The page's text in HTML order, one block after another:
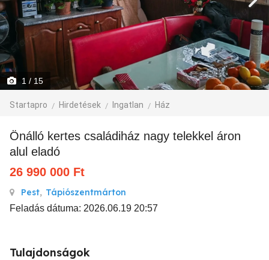
1 / 15
Startapro Hirdetések Ingatlan Ház
Önálló kertes családiház nagy telekkel áron
alul eladó
26 990 000 Ft
Pest, Tápiószentmárton
Feladás dátuma: 2026.06.19 20:57
Tulajdonságok